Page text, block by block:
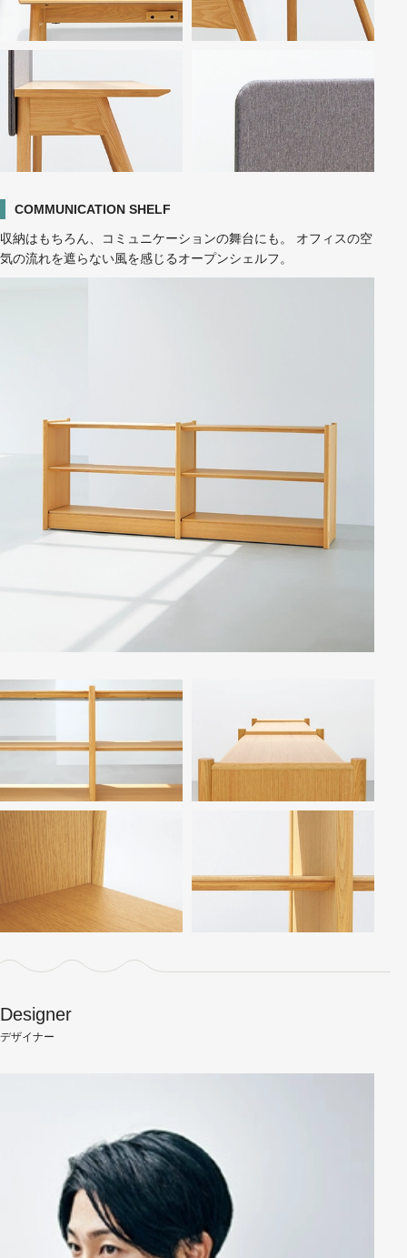
COMMUNICATION SHELF
収納はもちろん、コミュニケーションの舞台にも。 オフィスの空
気の流れを遮らない風を感じるオープンシェルフ。
Designer
デザイナー